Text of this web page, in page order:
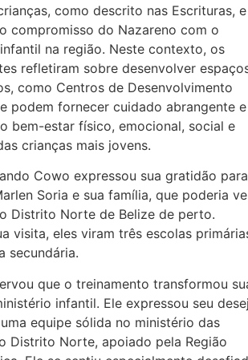
como descrito nas Escrituras, e
compromisso do Nazareno com o
na região. Neste contexto, os
refletiram sobre desenvolver
como Centros de Desenvolvimento
podem fornecer cuidado abrangente e
bem-estar físico, emocional, social e
crianças mais jovens.
Cowo expressou sua gratidão
Soria e sua família, que poderia
Distrito Norte de Belize de perto.
visita, eles viram três escolas
secundária.
que o treinamento transformou
infantil. Ele expressou seu
equipe sólida no ministério das
Distrito Norte, apoiado pela Região